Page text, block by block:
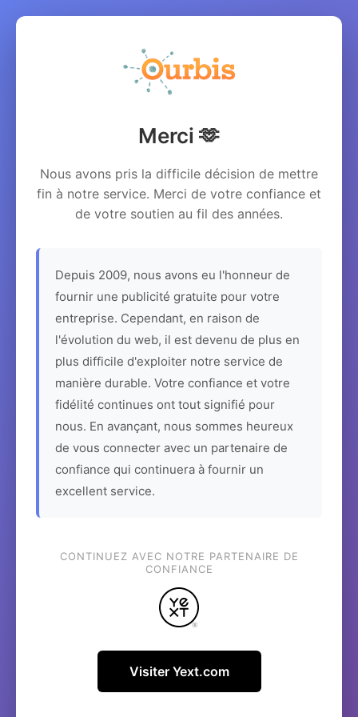
Merci 🫶
Nous avons pris la difficile décision de mettre
fin à notre service. Merci de votre confiance et
de votre soutien au fil des années.
Depuis 2009, nous avons eu l'honneur de
fournir une publicité gratuite pour votre
entreprise. Cependant, en raison de
l'évolution du web, il est devenu de plus en
plus difficile d'exploiter notre service de
manière durable. Votre confiance et votre
fidélité continues ont tout signifié pour
nous. En avançant, nous sommes heureux
de vous connecter avec un partenaire de
confiance qui continuera à fournir un
excellent service.
CONTINUEZ AVEC NOTRE PARTENAIRE DE
CONFIANCE
Visiter Yext.com